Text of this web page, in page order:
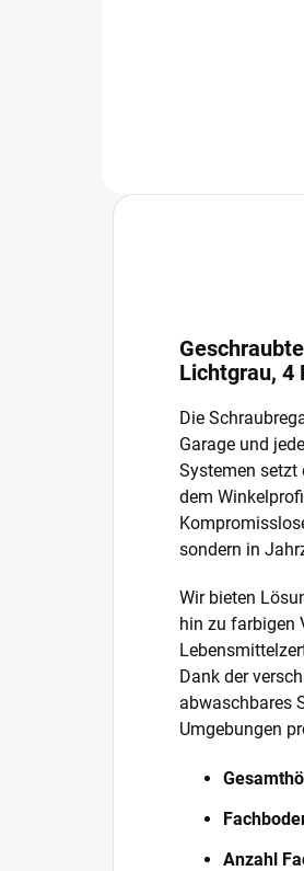
Lichtgrau, 4
Die
Garage und
Systemen setzt
dem
sondern in
Wir bieten
hin zu farbigen
Dank der
abwaschbares
Umgebungen
Anzahl